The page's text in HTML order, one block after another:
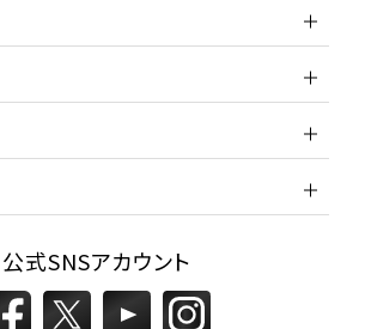
公式SNSアカウント